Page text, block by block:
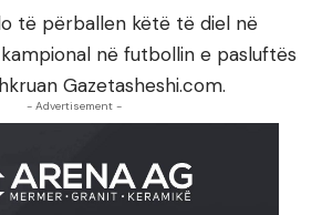
të përballen këtë të diel në
në futbollin e pasluftës
Gazetasheshi.com.
- Advertisement -